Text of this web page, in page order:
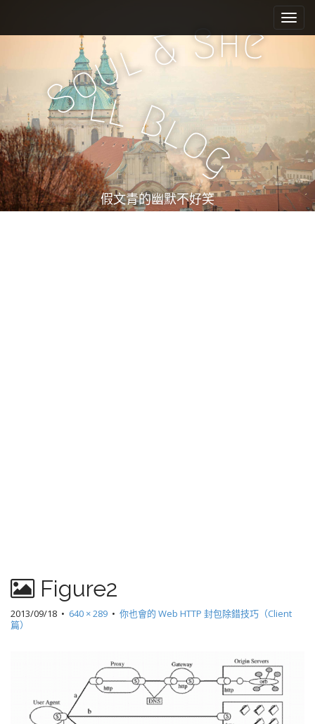
e
n
u
i
c
n
t
e
n
t
Soul&She
ll Bl
og
假文青的幽默不好笑
Figure2
2013/09/18 • 640 × 289 • 你也會的 Web HTTP 封包除錯技巧（Client
篇）